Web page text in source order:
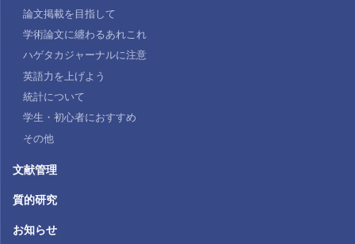
論文掲載を目指して
学術論文に纏わるあれこれ
ハゲタカジャーナルに注意
英語力を上げよう
統計について
学生・初心者におすすめ
その他
文献管理
質的研究
お知らせ